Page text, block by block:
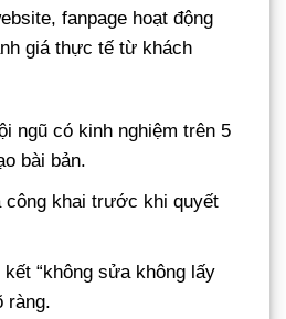
fanpage hoạt động
giá thực tế từ khách
ngũ có kinh nghiệm trên 5
bài bản.
công khai trước khi quyết
“không sửa không lấy
ràng.